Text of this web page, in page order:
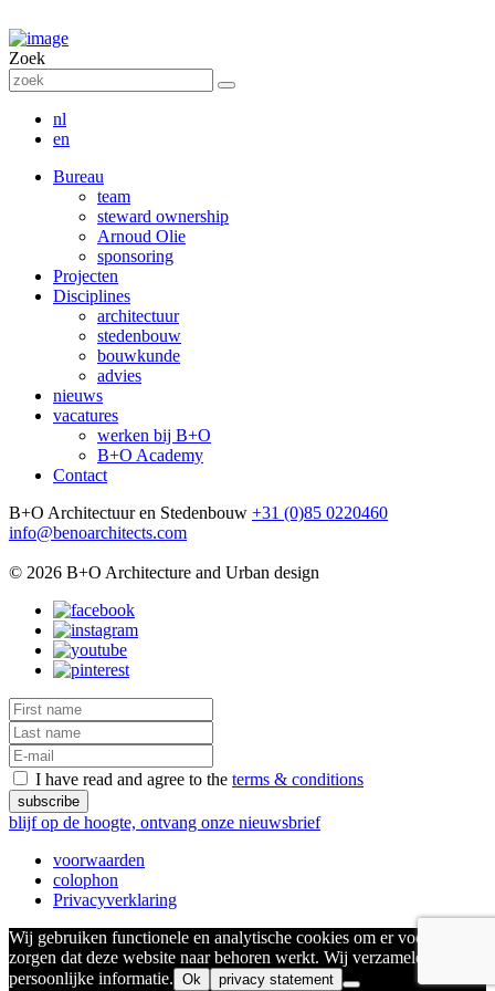
Zoek
nl
en
Bureau
team
steward ownership
Arnoud Olie
sponsoring
Projecten
Disciplines
architectuur
stedenbouw
bouwkunde
advies
nieuws
vacatures
werken bij B+O
B+O Academy
Contact
B+O Architectuur en Stedenbouw +31 (0)85 0220460
info@benoarchitects.com
© 2026 B+O Architecture and Urban design
I have read and agree to the terms & conditions
blijf op de hoogte, ontvang onze nieuwsbrief
voorwaarden
colophon
Privacyverklaring
Wij gebruiken functionele en analytische cookies om er voor te
zorgen dat deze website naar behoren werkt. Wij verzamelen geen
persoonlijke informatie. Ok privacy statement